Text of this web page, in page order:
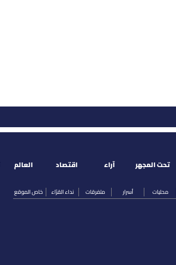
محليات أسرار متفرقات نداء القرّاء خاص الموقع
تحت المجهر آراء اقتصاد العالم